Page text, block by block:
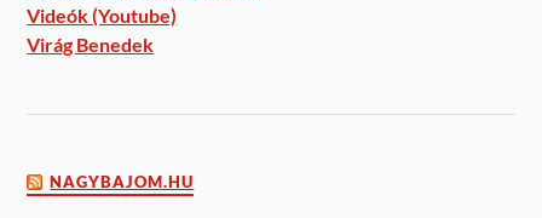
Videók (Youtube)
Virág Benedek
NAGYBAJOM.HU